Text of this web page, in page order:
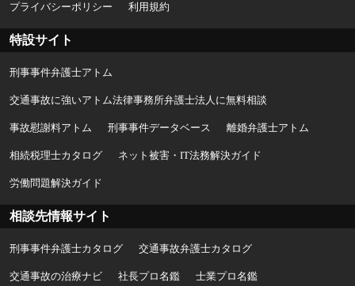
プライバシーポリシー 利用規約
特設サイト
刑事事件弁護士アトム
交通事故に強いアトム法律事務所弁護士法人に無料相談
事故慰謝料アトム 刑事事件データベース 離婚弁護士アトム
相続税理士カタログ ネット被害・IT法務解決ガイド
労働問題解決ガイド
相談先情報サイト
刑事事件弁護士カタログ 交通事故弁護士カタログ
交通事故の治療ナビ 社長プロ名鑑 士業プロ名鑑